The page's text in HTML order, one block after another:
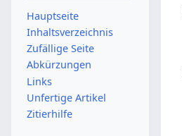
Hauptseite
Inhaltsverzeichnis
Zufällige Seite
Abkürzungen
Links
Unfertige Artikel
Zitierhilfe